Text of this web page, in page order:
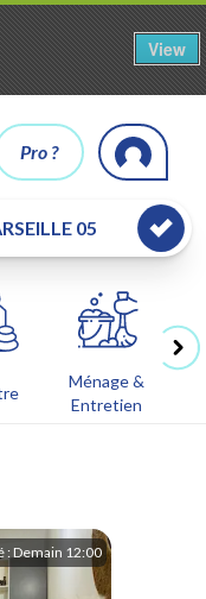
View
Pro ?
Ménage &
Entretien
:Demain 12:00